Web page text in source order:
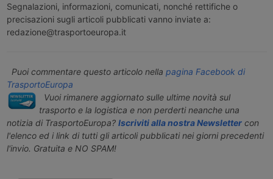
Segnalazioni, informazioni, comunicati, nonché rettifiche o
precisazioni sugli articoli pubblicati vanno inviate a:
redazione@trasportoeuropa.it
Puoi commentare questo articolo nella pagina Facebook di
TrasportoEuropa
Vuoi rimanere aggiornato sulle ultime novità sul
trasporto e la logistica e non perderti neanche una
notizia di TrasportoEuropa? Iscriviti alla nostra Newslettercon
l'elenco ed i link di tutti gli articoli pubblicati nei giorni precedenti
l'invio. Gratuita e NO SPAM!